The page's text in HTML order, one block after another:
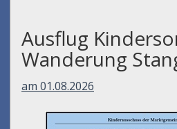
Ausflug
Wanderung
am 01.08.2026